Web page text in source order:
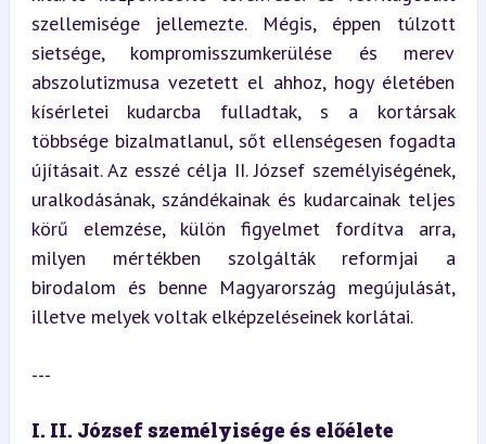
szellemisége jellemezte. Mégis, éppen túlzott
sietsége, kompromisszumkerülése és merev
abszolutizmusa vezetett el ahhoz, hogy életében
kísérletei kudarcba fulladtak, s a kortársak
többsége bizalmatlanul, sőt ellenségesen fogadta
újításait. Az esszé célja II. József személyiségének,
uralkodásának, szándékainak és kudarcainak teljes
körű elemzése, külön figyelmet fordítva arra,
milyen mértékben szolgálták reformjai a
birodalom és benne Magyarország megújulását,
illetve melyek voltak elképzeléseinek korlátai.
---
I. II. József személyisége és előélete